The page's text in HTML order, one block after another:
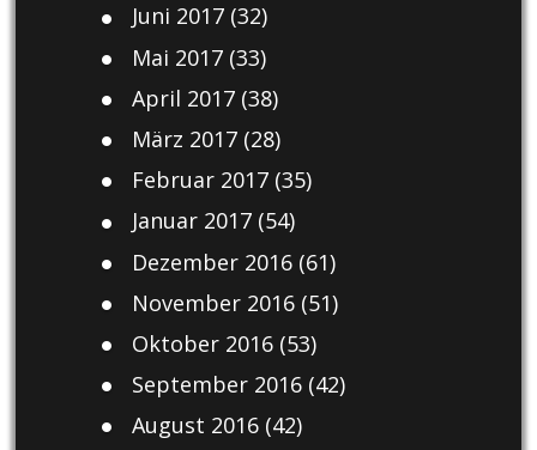
Juni 2017(32)
Mai 2017(33)
April 2017(38)
März 2017(28)
Februar 2017(35)
Januar 2017(54)
Dezember 2016(61)
November 2016(51)
Oktober 2016(53)
September 2016(42)
August 2016(42)